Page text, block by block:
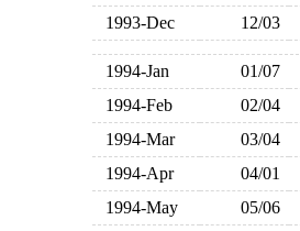
1993-Dec
12/03
1994-Jan 01/07
1994-Feb
02/04
1994-Mar
03/04
1994-Apr
04/01
1994-May
05/06